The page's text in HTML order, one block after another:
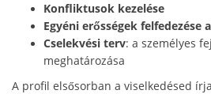
Konfliktusok kezelése
Egyéni erősségek felfedezése
Cselekvési terv: a személyes
meghatározása
A profil elsősorban a viselkedésed